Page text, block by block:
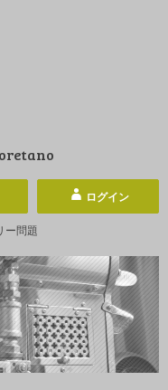
ログイン
ー問題